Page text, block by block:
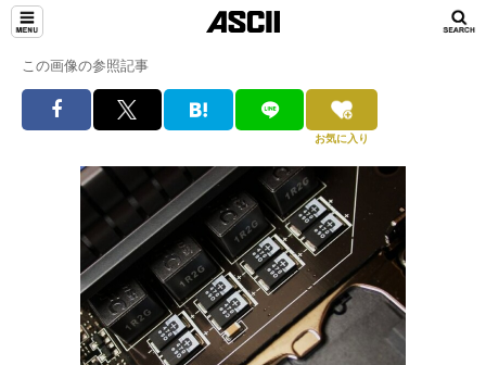
この画像の参照記事
お気に入り